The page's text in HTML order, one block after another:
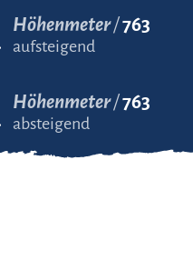
Höhenmeter 763
aufsteigend
Höhenmeter 763
absteigend